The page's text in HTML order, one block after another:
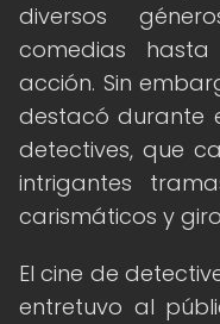
diversos
comedias
acción. Sin
destacó durante
detectives, que
intrigantes
carismáticos y
El cine de
entretuvo al